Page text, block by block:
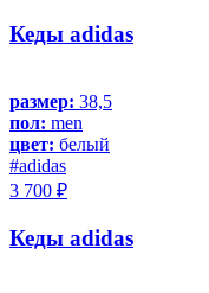
Кеды adidas
размер: 38,5
пол: men
цвет: белый
#adidas
3 700 ₽
Кеды adidas